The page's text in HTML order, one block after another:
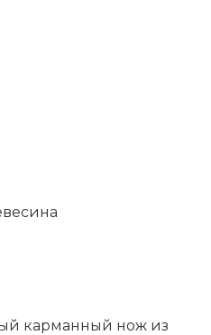
карманный нож из